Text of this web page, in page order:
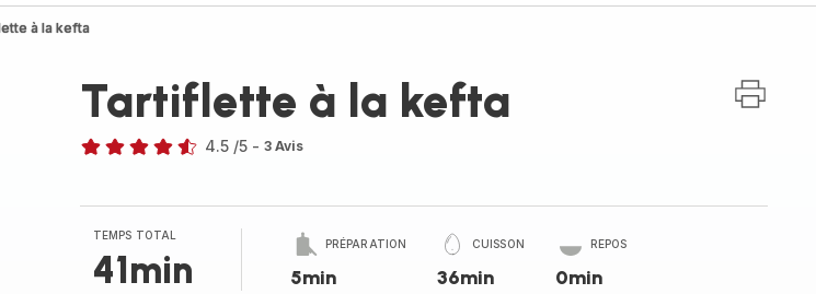
à la kefta
Tartiflette à la kefta
4.5 /5 - 3 Avis
TEMPS TOTAL
41min
PRÉPARATION
5min
CUISSON
36min
REPOS
0min